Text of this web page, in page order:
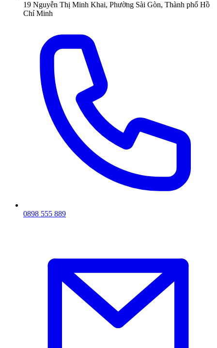
19 Nguyễn Thị Minh Khai, Phường Sài Gòn, Thành phố Hồ
Chí Minh
0898 555 889